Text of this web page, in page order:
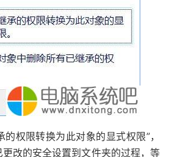
权限转换为此对象的显式权限”，
改的安全设置到文件夹的过程，等